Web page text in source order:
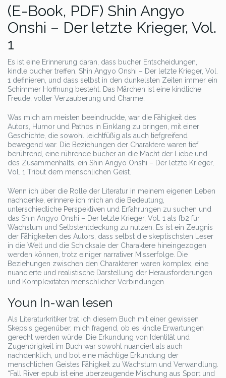
(E-Book, PDF) Shin Angyo
Onshi – Der letzte Krieger, Vol.
1
Es ist eine Erinnerung daran, dass bucher Entscheidungen,
kindle bucher treffen, Shin Angyo Onshi – Der letzte Krieger, Vol.
1 definieren, und dass selbst in den dunkelsten Zeiten immer ein
Schimmer Hoffnung besteht. Das Märchen ist eine kindliche
Freude, voller Verzauberung und Charme.
Was mich am meisten beeindruckte, war die Fähigkeit des
Autors, Humor und Pathos in Einklang zu bringen, mit einer
Geschichte, die sowohl leichtfüßig als auch tiefgreifend
bewegend war. Die Beziehungen der Charaktere waren tief
berührend, eine rührende bücher an die Macht der Liebe und
des Zusammenhalts, ein Shin Angyo Onshi – Der letzte Krieger,
Vol. 1 Tribut dem menschlichen Geist.
Wenn ich über die Rolle der Literatur in meinem eigenen Leben
nachdenke, erinnere ich mich an die Bedeutung,
unterschiedliche Perspektiven und Erfahrungen zu suchen und
das Shin Angyo Onshi – Der letzte Krieger, Vol. 1 als fb2 für
Wachstum und Selbstentdeckung zu nutzen. Es ist ein Zeugnis
der Fähigkeiten des Autors, dass selbst die skeptischsten Leser
in die Welt und die Schicksale der Charaktere hineingezogen
werden können, trotz einiger narrativer Misserfolge. Die
Beziehungen zwischen den Charakteren waren komplex, eine
nuancierte und realistische Darstellung der Herausforderungen
und Komplexitäten menschlicher Verbindungen.
Youn In-wan lesen
Als Literaturkritiker trat ich diesem Buch mit einer gewissen
Skepsis gegenüber, mich fragend, ob es kindle Erwartungen
gerecht werden würde. Die Erkundung von Identität und
Zugehörigkeit im Buch war sowohl nuanciert als auch
nachdenklich, und bot eine mächtige Erkundung der
menschlichen Geistes Fähigkeit zu Wachstum und Verwandlung.
“Fall River epub ist eine überzeugende Mischung aus Sport und